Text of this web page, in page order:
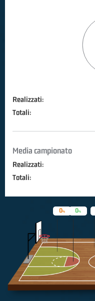
Realizzati:
Totali:
Media campionato
Realizzati:
Totali:
0
0